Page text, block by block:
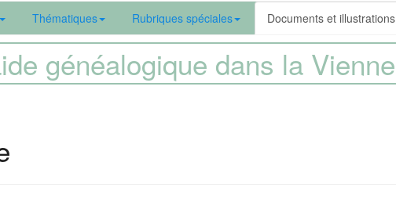
Thématiques Rubriques spéciales Documents et illustrations
généalogique dans la Vienne